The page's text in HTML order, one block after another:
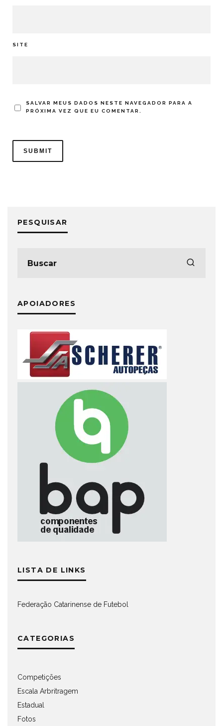
SITE
SALVAR MEUS DADOS NESTE NAVEGADOR PARA A
PRÓXIMA VEZ QUE EU COMENTAR.
PESQUISAR
APOIADORES
LISTA DE LINKS
Federação Catarinense de Futebol
CATEGORIAS
Competições
Escala Arbritragem
Estadual
Fotos